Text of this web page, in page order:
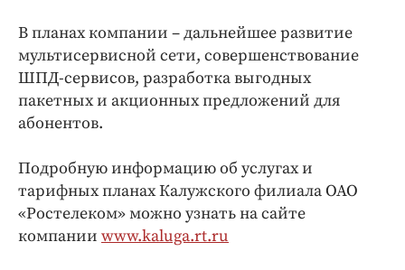
В планах компании – дальнейшее развитие
мультисервисной сети, совершенствование
ШПД-сервисов, разработка выгодных
пакетных и акционных предложений для
абонентов.
Подробную информацию об услугах и
тарифных планах Калужского филиала ОАО
«Ростелеком» можно узнать на сайте
компании www.kaluga.rt.ru